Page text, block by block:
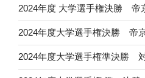
2024年度 大学選手権決勝 帝
2024年度大学選手権決勝 帝
2024年度大学選手権準決勝